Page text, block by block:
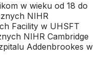
w wieku od 18 do
NIHR
Facility w UHSFT
NIHR Cambridge
Addenbrookes w